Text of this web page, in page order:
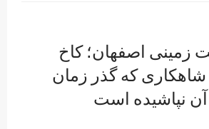
زمینی اصفهان؛ کاخ
که گذر زمان
نپاشیده است